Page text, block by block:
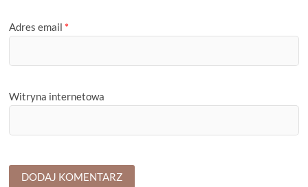
Adres email *
Witryna internetowa